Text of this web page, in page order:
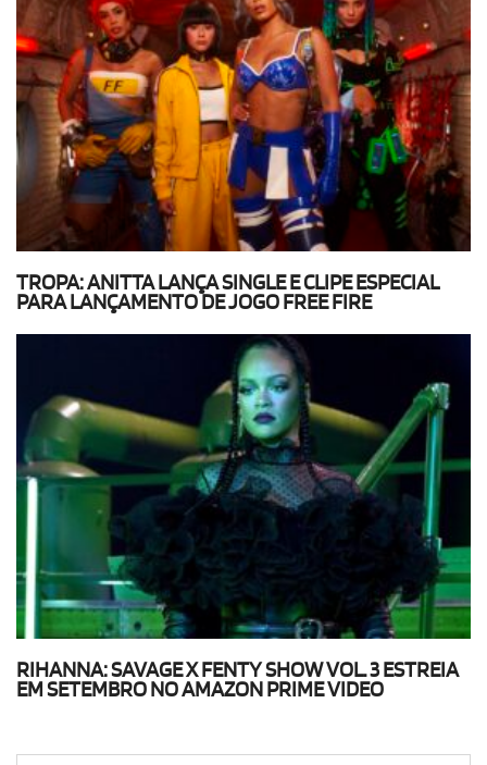
TROPA: ANITTA LANÇA SINGLE E CLIPE ESPECIAL
PARA LANÇAMENTO DE JOGO FREE FIRE
RIHANNA: SAVAGE X FENTY SHOW VOL. 3 ESTREIA
EM SETEMBRO NO AMAZON PRIME VIDEO